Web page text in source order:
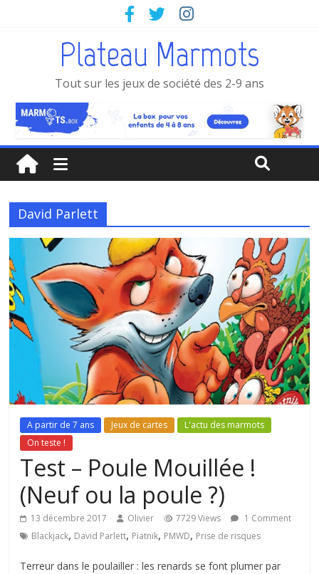
Plateau Marmots
Tout sur les jeux de société des 2-9 ans
David Parlett
A partir de 7 ans Jeux de cartes
L'actu des marmots
On teste !
Test – Poule Mouillée !
(Neuf ou la poule ?)
13 décembre 2017 Olivier 7729 Views
1 Comment
Blackjack, David Parlett, Piatnik, PMWD, Prise de risques
Terreur dans le poulailler : les renards se font plumer par